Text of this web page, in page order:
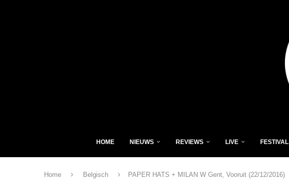
HOME NIEUWS REVIEWS LIVE FESTIVAL
Home Belgisch PAPER HATS + MILAN W Gent, Vooruit (22/12/2016)